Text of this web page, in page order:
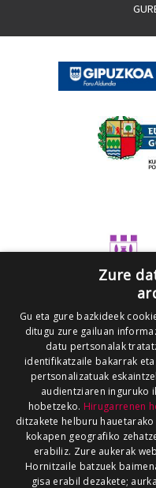
Zure
Gu eta gure bazkideek
ditugu zure gailuan
datu pertsonalak
identifikatzaile bakarrak
pertsonalizatuak
audientziaren inguruko
hobetzeko. Hirugarrenen
ditzakete helburu
kokapen geografiko
erabiliz. Zure aukerak
Hornitzaile batzuek
gisa erabil dezakete;